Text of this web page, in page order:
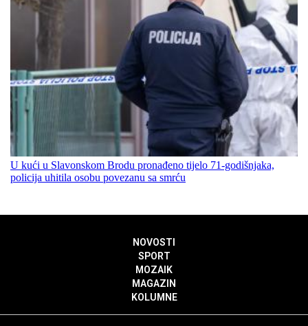
U kući u Slavonskom Brodu pronađeno tijelo 71-godišnjaka,
policija uhitila osobu povezanu sa smrću
NOVOSTI
SPORT
MOZAIK
MAGAZIN
KOLUMNE